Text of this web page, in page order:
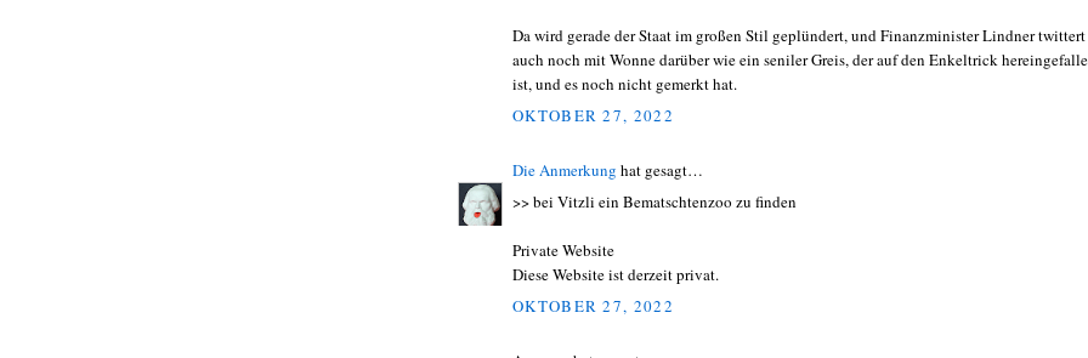
Da wird gerade der Staat im großen Stil geplündert, und Finanzminister Lindner twittert
auch noch mit Wonne darüber wie ein seniler Greis, der auf den Enkeltrick
ist, und es noch nicht gemerkt hat.
OKTOBER 27, 2022
Die Anmerkung hat gesagt…
>> bei Vitzli ein Bematschtenzoo zu finden
Private Website
Diese Website ist derzeit privat.
OKTOBER 27, 2022